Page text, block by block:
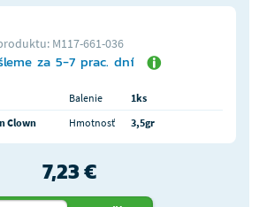
M117-661-036
za 5-7 prac. dní
Balenie
1ks
Clown Hmotnosť 3,5gr
7,23 €